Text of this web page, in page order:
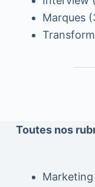
Marques
Toutes nos
Marketing